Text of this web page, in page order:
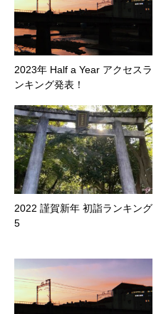
2023年 Half a Year アクセスラ
ンキング発表！
2022 謹賀新年 初詣ランキング
5